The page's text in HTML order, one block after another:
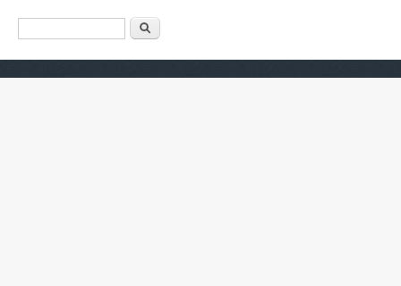
検索フォーム